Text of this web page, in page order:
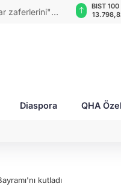
zaferlerini"
6.490,57
BIST 100
Diaspora QHA Özel
kutladı